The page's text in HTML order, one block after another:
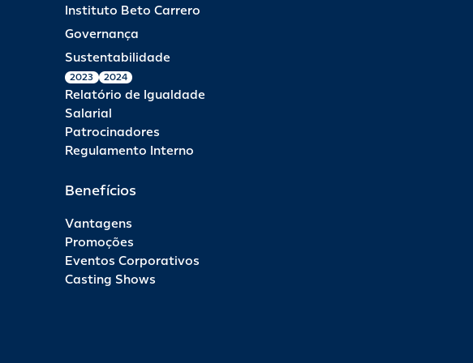
Instituto Beto Carrero
Governança
Sustentabilidade
2023 2024
Relatório de Igualdade
Salarial
Patrocinadores
Regulamento Interno
Benefícios
Vantagens
Promoções
Eventos Corporativos
Casting Shows